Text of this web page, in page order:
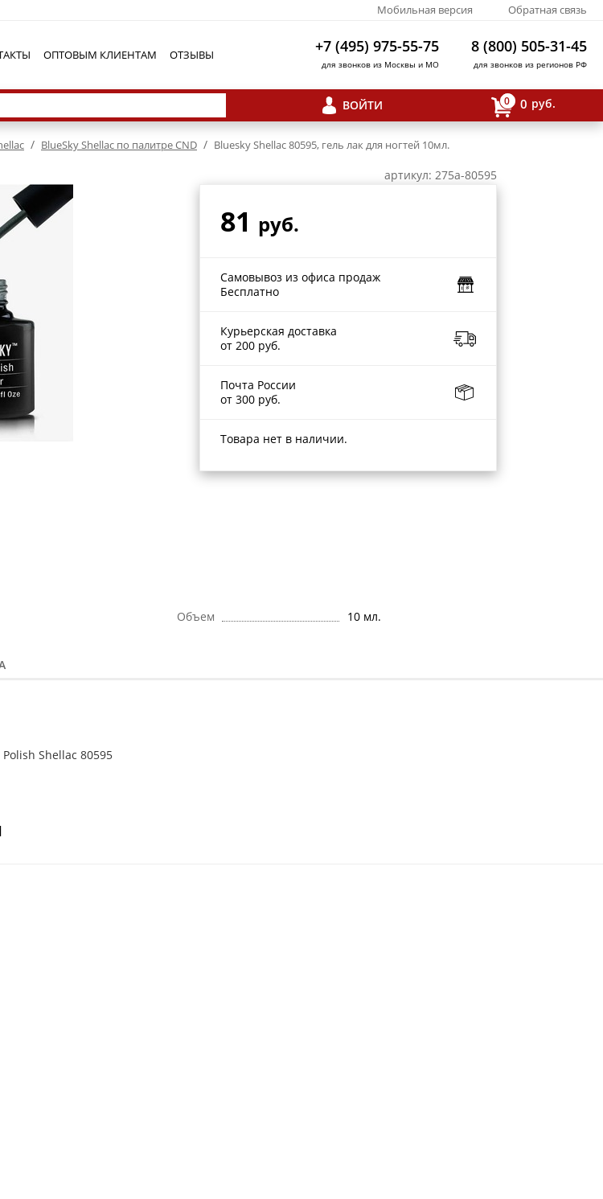
Мобильная версия Обратная связь
ОПТОВЫМ КЛИЕНТАМ ОТЗЫВЫ +7 (495) 975-55-75
для звонков из Москвы и МО
8 (800) 505-31-45
для звонков из регионов РФ
ВОЙТИ 0 0 руб.
/ BlueSky Shellac по палитре CND / Bluesky Shellac 80595, гель лак для ногтей 10мл.
артикул: 275a-80595
81 руб.
Самовывоз из офиса продаж
Бесплатно
Курьерская доставка
от 200 руб.
Почта России
от 300 руб.
Товара нет в наличии.
Объем 10 мл.
Shellac 80595